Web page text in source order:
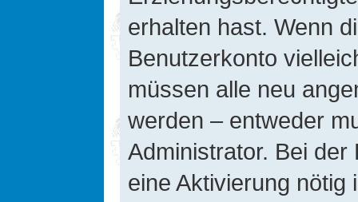
erhalten hast. Wenn
Benutzerkonto
müssen alle neu
werden – entweder
Administrator. Bei
eine Aktivierung nötig